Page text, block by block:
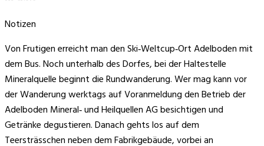
Notizen
Von Frutigen erreicht man den Ski‑Weltcup‑Ort Adelboden mit
dem Bus. Noch unterhalb des Dorfes, bei der Haltestelle
Mineralquelle beginnt die Rundwanderung. Wer mag kann vor
der Wanderung werktags auf Voranmeldung den Betrieb der
Adelboden Mineral‑ und Heilquellen AG besichtigen und
Getränke degustieren. Danach gehts los auf dem
Teersträsschen neben dem Fabrikgebäude, vorbei an